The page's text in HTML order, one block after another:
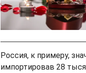
Россия, к примеру,
импортировав 28